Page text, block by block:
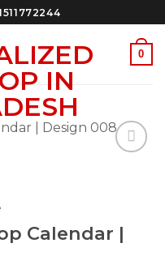
0
Calendar |